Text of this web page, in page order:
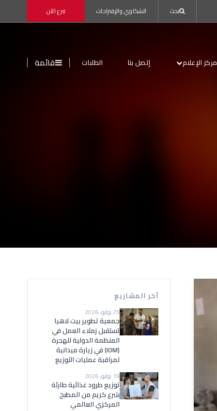
بحث الشكاوي والإقتراحات تبرع الآن
مركز الإعلام إتصل بنا الطلبات قائمة
آخر المشاريع
25 يوليو، 2026
جمعية تطوير بيت لاهيا
تستقبل زملاء العمل في
المنظمة الدولية للهجرة
(IOM) في زيارة ميدانية
لمراقبة عمليات التوزيع
19 يوليو، 2026
توزيع طرود غذائية طارئة
بتبرع كريم من المطبخ
المركزي العالمي